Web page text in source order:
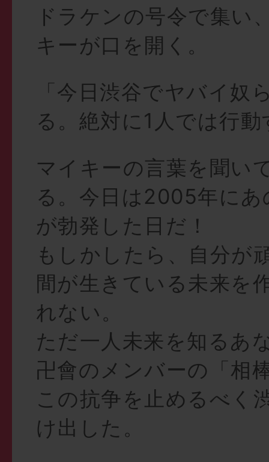
ドラケンの号令で集い
キーが口を開く。
「今日渋谷でヤバイ奴
る。絶対に1人では行
マイキーの言葉を聞い
る。今日は2005年に
が勃発した日だ！
もしかしたら、自分が
間が生きている未来を
れない。
ただ一人未来を知るあ
卍會のメンバーの「相
この抗争を止めるべく
け出した。